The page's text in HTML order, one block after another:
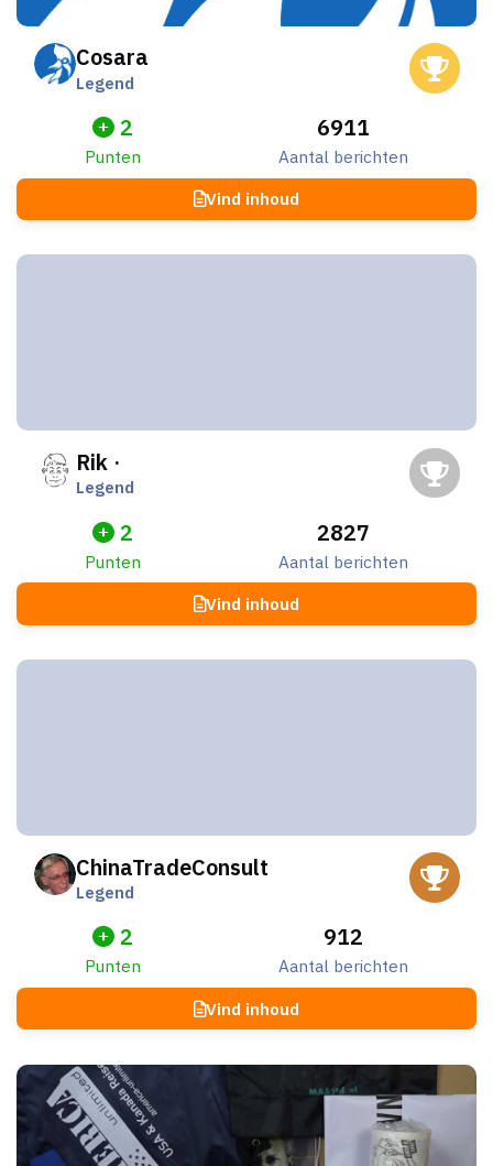
Cosara
Legend
2
Punten
6911
Aantal berichten
Vind inhoud
Rik ·
Legend
2
Punten
2827
Aantal berichten
Vind inhoud
ChinaTradeConsult
Legend
2
Punten
912
Aantal berichten
Vind inhoud